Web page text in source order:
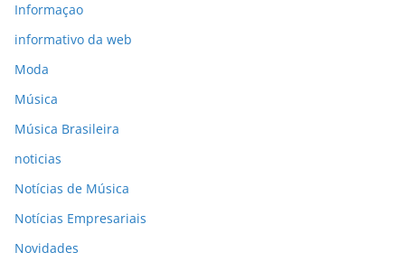
Informaçao
informativo da web
Moda
Música
Música Brasileira
noticias
Notícias de Música
Notícias Empresariais
Novidades